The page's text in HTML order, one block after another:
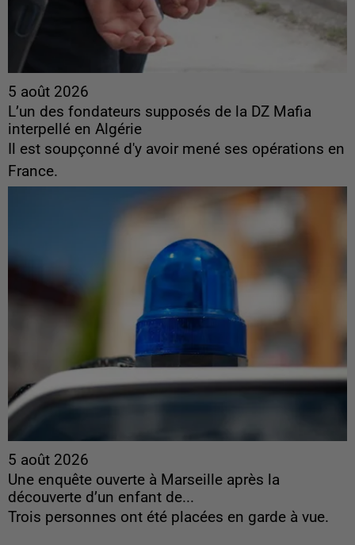
5 août 2026
L’un des fondateurs supposés de la DZ Mafia
interpellé en Algérie
Il est soupçonné d'y avoir mené ses opérations en
France.
5 août 2026
Une enquête ouverte à Marseille après la
découverte d’un enfant de...
Trois personnes ont été placées en garde à vue.